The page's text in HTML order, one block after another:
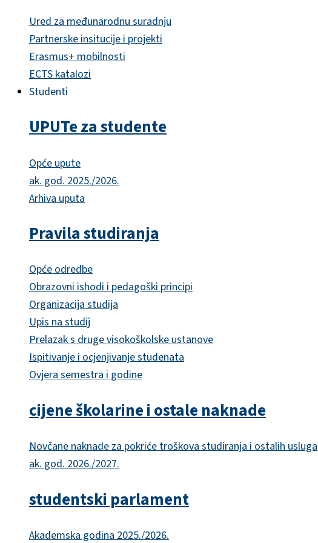
Ured za međunarodnu suradnju
Partnerske insitucije i projekti
Erasmus+ mobilnosti
ECTS katalozi
Studenti
UPUTe za studente
Opće upute
ak. god. 2025./2026.
Arhiva uputa
Pravila studiranja
Opće odredbe
Obrazovni ishodi i pedagoški principi
Organizacija studija
Upis na studij
Prelazak s druge visokoškolske ustanove
Ispitivanje i ocjenjivanje studenata
Ovjera semestra i godine
cijene školarine i ostale naknade
Novčane naknade za pokriće troškova studiranja i ostalih usluga
ak. god. 2026./2027.
studentski parlament
Akademska godina 2025./2026.